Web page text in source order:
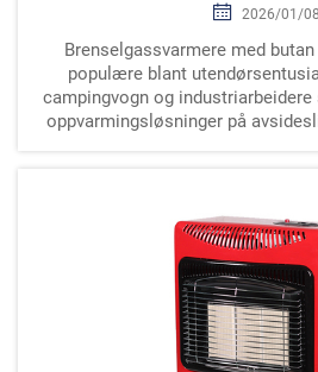
2026/01/08
Brenselgassvarmere med
populære blant
campingvogn og
oppvarmingsløsninger på